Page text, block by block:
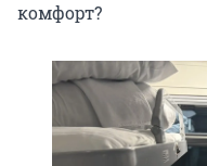
комфорт?